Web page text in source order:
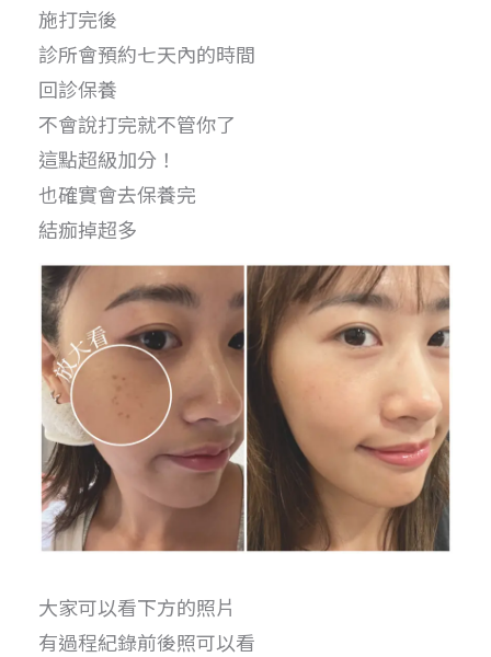
施打完後
診所會預約七天內的時間
回診保養
不會說打完就不管你了
這點超級加分！
也確實會去保養完
結痂掉超多
大家可以看下方的照片
有過程紀錄前後照可以看